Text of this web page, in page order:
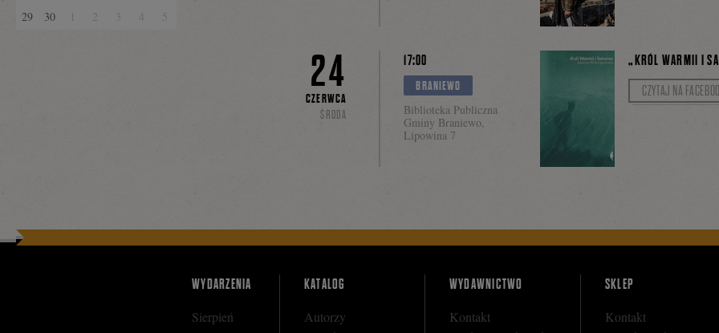
29
30 1 2 3 4 5
24
CZERWCA
ŚRODA
17:00
BRANIEWO
Biblioteka Publiczna
Gminy Braniewo,
Lipowina 7
„KRÓL WARMII I
CZYTAJ NA
WYDARZENIA
Sierpień
KATALOG
Autorzy
WYDAWNICTWO
Kontakt
SKLEP
Kontakt